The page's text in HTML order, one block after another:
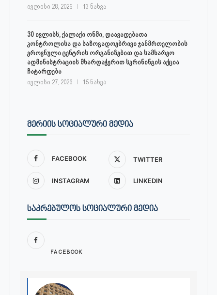
ივლისი 28, 2026 13 ნახვა
30 ივლისს, ქალაქი ონში, დაავადებათა
კონტროლისა და საზოგადოებრივი ჯანმრთელობის
ეროვნული ცენტრის ორგანიზებით და სამხარეო
ადმინისტრაციის მხარდაჭერით სკრინინგის აქცია
ჩატარდება
ივლისი 27, 2026 15 ნახვა
ᲛᲔᲠᲘᲘᲡ ᲡᲝᲪᲘᲐᲚᲣᲠᲘ ᲛᲔᲓᲘᲐ
FACEBOOK TWITTER
INSTAGRAM LINKEDIN
ᲡᲐᲙᲠᲔᲑᲣᲚᲝᲡ ᲡᲝᲪᲘᲐᲚᲣᲠᲘ ᲛᲔᲓᲘᲐ
FACEBOOK